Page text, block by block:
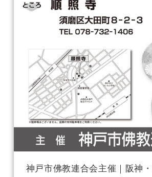
神戸市佛教連合会主催｜阪神